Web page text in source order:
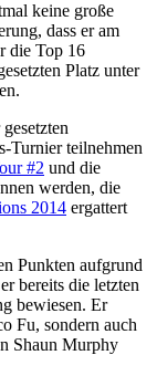
keine große
dass er am
die Top 16
Platz unter
Turnier teilnehmen
#2 und die
werden, die
2014 ergattert
Punkten aufgrund
bereits die letzten
bewiesen. Er
Fu, sondern auch
Shaun Murphy